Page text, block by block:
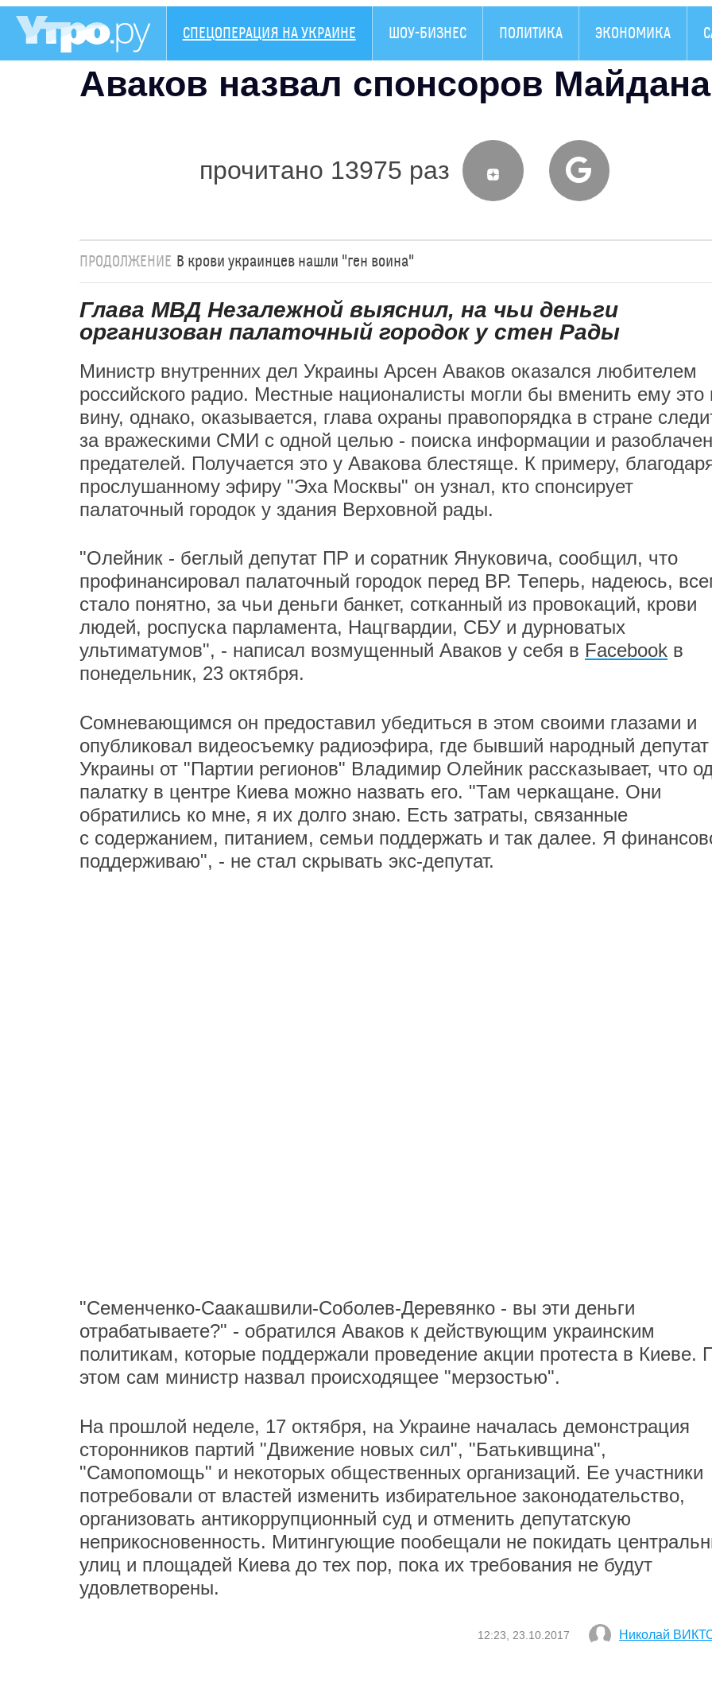
СПЕЦОПЕРАЦИЯ НА УКРАИНЕ ШОУ-БИЗНЕС ПОЛИТИКА ЭКОНОМИКА
Аваков назвал спонсоров Майдана
прочитано 13975 раз
ПРОДОЛЖЕНИЕ В крови украинцев нашли "ген воина"
Глава МВД Незалежной выяснил, на чьи деньги
организован палаточный городок у стен Рады
Министр внутренних дел Украины Арсен Аваков оказался любителем
российского радио. Местные националисты могли бы вменить ему это
вину, однако, оказывается, глава охраны правопорядка в стране
за вражескими СМИ с одной целью - поиска информации и
предателей. Получается это у Авакова блестяще. К примеру,
прослушанному эфиру "Эха Москвы" он узнал, кто спонсирует
палаточный городок у здания Верховной рады.
"Олейник - беглый депутат ПР и соратник Януковича, сообщил, что
профинансировал палаточный городок перед ВР. Теперь, надеюсь,
стало понятно, за чьи деньги банкет, сотканный из провокаций, крови
людей, роспуска парламента, Нацгвардии, СБУ и дурноватых
ультиматумов", - написал возмущенный Аваков у себя в Facebook в
понедельник, 23 октября.
Сомневающимся он предоставил убедиться в этом своими глазами и
опубликовал видеосъемку радиоэфира, где бывший народный депутат
Украины от "Партии регионов" Владимир Олейник рассказывает, что
палатку в центре Киева можно назвать его. "Там черкащане. Они
обратились ко мне, я их долго знаю. Есть затраты, связанные
с содержанием, питанием, семьи поддержать и так далее. Я
поддерживаю", - не стал скрывать экс-депутат.
"Семенченко-Саакашвили-Соболев-Деревянко - вы эти деньги
отрабатываете?" - обратился Аваков к действующим украинским
политикам, которые поддержали проведение акции протеста в Киеве.
этом сам министр назвал происходящее "мерзостью".
На прошлой неделе, 17 октября, на Украине началась демонстрация
сторонников партий "Движение новых сил", "Батькивщина",
"Самопомощь" и некоторых общественных организаций. Ее участники
потребовали от властей изменить избирательное законодательство,
организовать антикоррупционный суд и отменить депутатскую
неприкосновенность. Митингующие пообещали не покидать
улиц и площадей Киева до тех пор, пока их требования не будут
удовлетворены.
12:23, 23.10.2017 Николай